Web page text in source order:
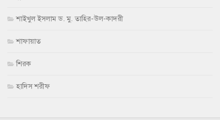
শাইখুল ইসলাম ড. মু. তাহির-উল-কাদরী
শাফায়াত
শিরক
হাদিস শরীফ